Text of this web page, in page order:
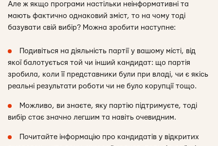
Але ж якщо програми настільки неінформативні та
мають фактично однаковий зміст, то на чому тоді
базувати свій вибір? Можна зробити наступне:
Подивіться на діяльність партії у вашому місті, від
якої балотується той чи інший кандидат: що партія
зробила, коли її представники були при владі, чи є якісь
реальні результати роботи чи не було корупції тощо.
Можливо, ви знаєте, яку партію підтримуєте, тоді
вибір стає значно легшим та навіть очевидним.
Почитайте інформацію про кандидатів у відкритих